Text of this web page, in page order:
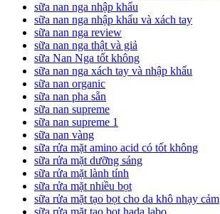
sữa nan nga nhập khẩu
sữa nan nga nhập khẩu và xách tay
sữa nan nga review
sữa nan nga thật và giả
sữa Nan Nga tốt không
sữa nan nga xách tay và nhập khẩu
sữa nan organic
sữa nan pha sẵn
sữa nan supreme
sữa nan supreme 1
sữa nan vàng
sữa rửa mặt amino acid có tốt không
sữa rửa mặt dưỡng sáng
sữa rửa mặt lành tính
sữa rửa mặt nhiều bọt
sữa rửa mặt tạo bọt cho da khô nhạy cảm
sữa rửa mặt tạo bọt hada labo